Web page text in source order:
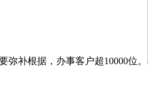
补根据，办事客户超10000位。